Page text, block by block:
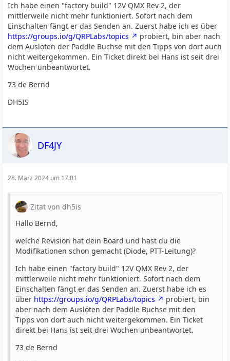
Ich habe einen "factory build" 12V QMX Rev 2, der
mittlerweile nicht mehr funktioniert. Sofort nach dem
Einschalten fängt er das Senden an. Zuerst habe ich es über
https://groups.io/g/QRPLabs/topics
probiert, bin aber nach
dem Auslöten der Paddle Buchse mit den Tipps von dort auch
nicht weitergekommen. Ein Ticket direkt bei Hans ist seit drei
Wochen unbeantwortet.
73 de Bernd
DH5IS
DF4JY
28. März 2024 um 17:01
Zitat von dh5is
Hallo Bernd,
welche Revision hat dein Board und hast du die
Modifikationen schon gemacht (Diode, PTT-Leitung)?
Ich habe einen "factory build" 12V QMX Rev 2, der
mittlerweile nicht mehr funktioniert. Sofort nach dem
Einschalten fängt er das Senden an. Zuerst habe ich es
über https://groups.io/g/QRPLabs/topics
probiert, bin
aber nach dem Auslöten der Paddle Buchse mit den
Tipps von dort auch nicht weitergekommen. Ein Ticket
direkt bei Hans ist seit drei Wochen unbeantwortet.
73 de Bernd